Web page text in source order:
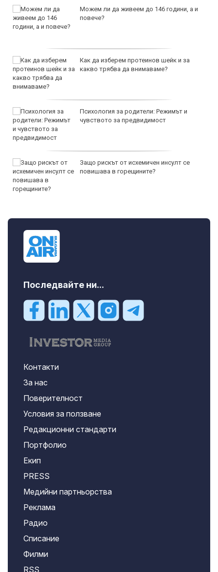
Можем ли да живеем до 146 години, а и
повече?
Как да изберем протеинов шейк и за
какво трябва да внимаваме?
Психология за родители: Режимът и
чувството за предвидимост
Защо рискът от исхемичен инсулт се
повишава в горещините?
Последвайте ни...
Контакти
За нас
Поверителност
Условия за ползване
Редакционни стандарти
Портфолио
Екип
PRESS
Медийни партньорства
Реклама
Радио
Списание
Филми
RSS